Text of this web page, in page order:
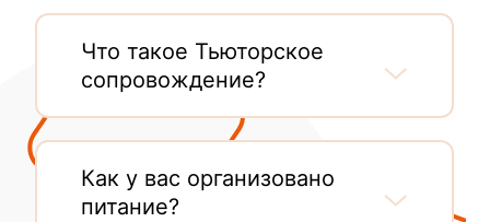
Что такое Тьюторское
сопровождение?
Как у вас организовано
питание?